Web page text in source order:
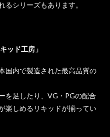
シリーズもあります。
ッド工房」
本国内で製造された最高品質の
を足したり、VG・PGの配合
楽しめるリキッドが揃ってい